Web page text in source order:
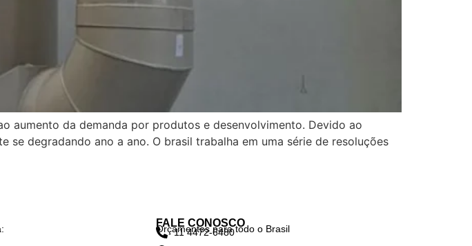
aumento da demanda por produtos e desenvolvimento. Devido ao
degradando ano a ano. O brasil trabalha em uma série de resoluções
FALE CONOSCO
Orçamentos para todo o Brasil
11 4472-6480